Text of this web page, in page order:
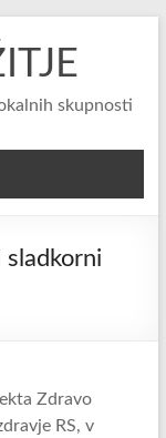
skupnosti
sladkorni
Zdravo
RS, v